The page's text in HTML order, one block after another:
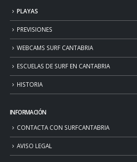
PLAYAS
PREVISIONES
WEBCAMS SURF CANTABRIA
ESCUELAS DE SURF EN CANTABRIA
HISTORIA
INFORMACIÓN
CONTACTA CON SURFCANTABRIA
AVISO LEGAL